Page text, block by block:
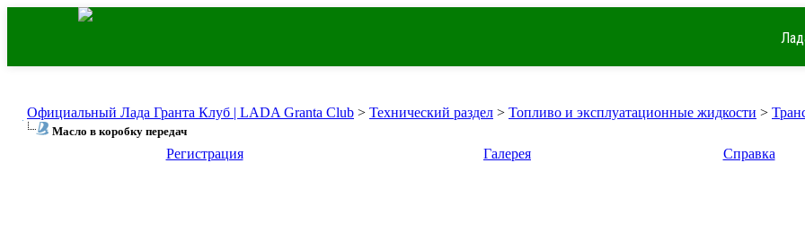
Официальный Лада Гранта Клуб | LADA Granta Club > Технический раздел > Топливо и эксплуатационные жидкости >
Масло в коробку передач
Регистрация Галерея Справка